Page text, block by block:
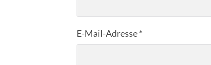
E-Mail-Adresse*